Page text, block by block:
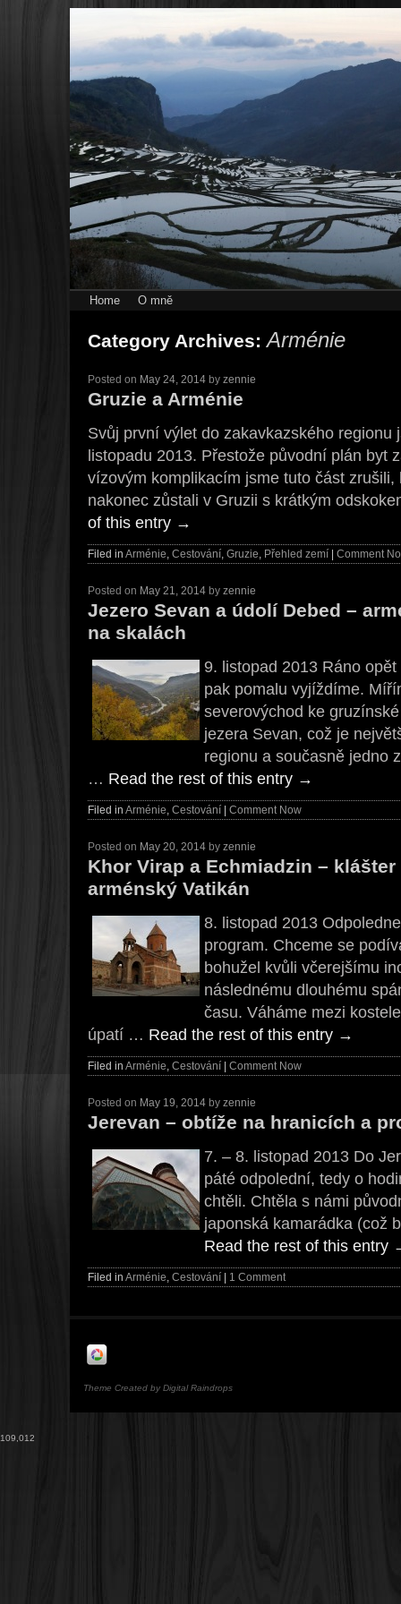
Home O mně
Category Archives:Arménie
Posted on May 24, 2014 by zennie
Gruzie a Arménie
Svůj první výlet do zakavkazského regionu
listopadu 2013. Přestože původní plán byt
vízovým komplikacím jsme tuto část
nakonec zůstali v Gruzii s krátkým
of this entry →
Filed in Arménie, Cestování, Gruzie, Přehled zemí Comment
Posted on May 21, 2014 by zennie
Jezero Sevan a údolí Debed –
na skalách
9. listopad 2013 Ráno
pak pomalu vyjíždíme.
severovýchod ke
jezera Sevan, což je
regionu a současně jedno
… Read the rest of this entry →
Filed in Arménie, Cestování Comment Now
Posted on May 20, 2014 by zennie
Khor Virap a Echmiadzin –
arménský Vatikán
8. listopad 2013
program. Chceme se
bohužel kvůli včerejšímu
následnému dlouhému
času. Váháme mezi
úpatí … Read the rest of this entry →
Filed in Arménie, Cestování Comment Now
Posted on May 19, 2014 by zennie
Jerevan – obtíže na hranicích a
7. – 8. listopad 2013 Do
páté odpolední, tedy o
chtěli. Chtěla s námi
japonská kamarádka (což
Read the rest of this entry
Filed in Arménie, Cestování 1 Comment
Theme Created by Digital Raindrops
109,012